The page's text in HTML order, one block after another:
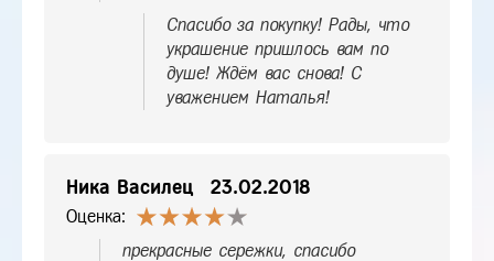
Спасибо за покупку! Рады, что
украшение пришлось вам по
душе! Ждём вас снова! С
уважением Наталья!
Ника Василец 23.02.2018
Оценка:
прекрасные сережки, спасибо